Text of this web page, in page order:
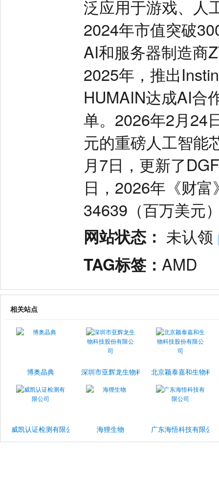
泛应用于游戏、人
2024年市值突破
AI和服务器制造商
2025年，推出
HUMAIN达成AI合
单。2026年2月24
元的重磅人工智能
月7日，更新了
日，2026年《财
34639（百万美元
网站状态： 未认领
TAG标签： AMD
相关站点
博奥晶典 深圳市亚辉龙生物科技股份有限公司
北京颖泰嘉和生物科
威凯认证检测有限公司 海狸生物 广东海悟科技有限公司